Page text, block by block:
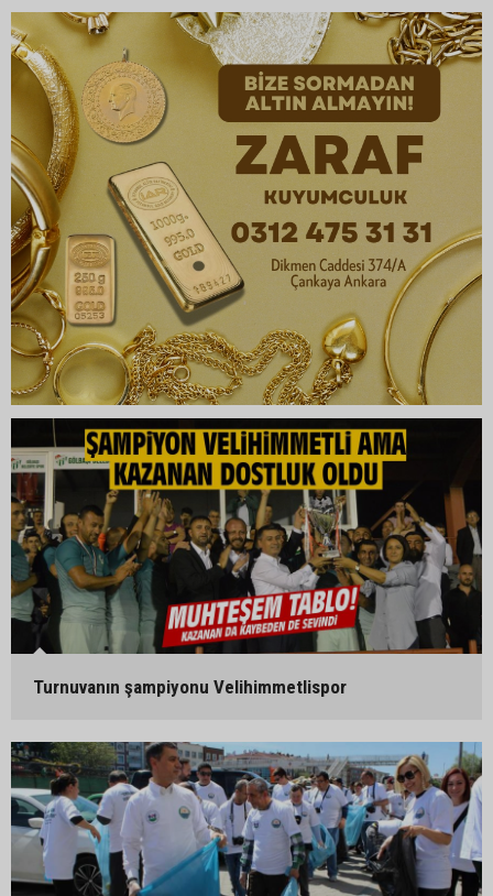
Turnuvanın şampiyonu Velihimmetlispor